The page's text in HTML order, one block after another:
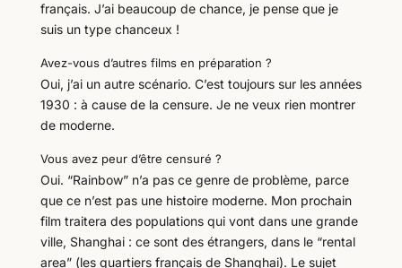
français. J’ai beaucoup de chance, je pense que je
suis un type chanceux !
Avez-vous d’autres films en préparation ?
Oui, j’ai un autre scénario. C’est toujours sur les années
1930 : à cause de la censure. Je ne veux rien montrer
de moderne.
Vous avez peur d’être censuré ?
Oui. “Rainbow” n’a pas ce genre de problème, parce
que ce n’est pas une histoire moderne. Mon prochain
film traitera des populations qui vont dans une grande
ville, Shanghai : ce sont des étrangers, dans le “rental
area” (les quartiers français de Shanghai). Le sujet